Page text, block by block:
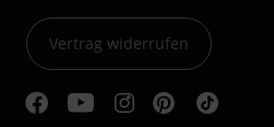
Vertrag widerrufen